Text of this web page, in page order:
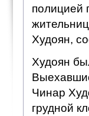
полицией
Худоян,
Худоян
Чинар
грудной